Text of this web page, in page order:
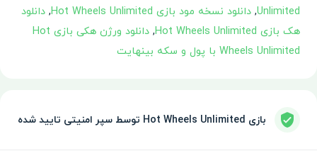
Unlimited
, دانلود نسخه مود بازی Hot Wheels Unlimited , دانلود
هک بازی Hot Wheels Unlimited
,
دانلود ورژن هکی بازی Hot
Wheels Unlimited با پول و سکه بینهایت
بازی Hot Wheels Unlimited توسط سپر امنیتی تایید شده